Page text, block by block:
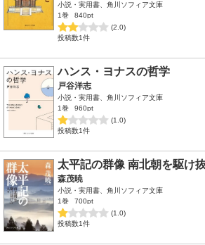
小説・実用書、角川ソフィア文庫
1巻
840pt
(2.0)
投稿数1件
ハンス・ヨナスの哲学
戸谷洋志
小説・実用書、角川ソフィア文庫
1巻
960pt
(1.0)
投稿数1件
太平記の群像 南北朝を駆け
森茂暁
小説・実用書、角川ソフィア文庫
1巻
700pt
(1.0)
投稿数1件